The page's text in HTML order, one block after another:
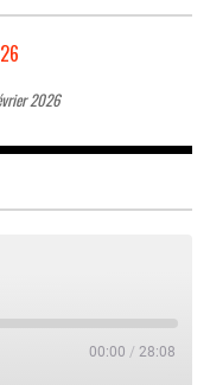
2026
00:00 / 28:08